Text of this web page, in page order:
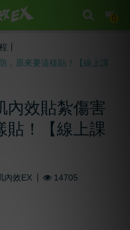
0
，原來要這樣貼！【線上課
內效貼紮傷害
貼！【線上課
內效EX 14705